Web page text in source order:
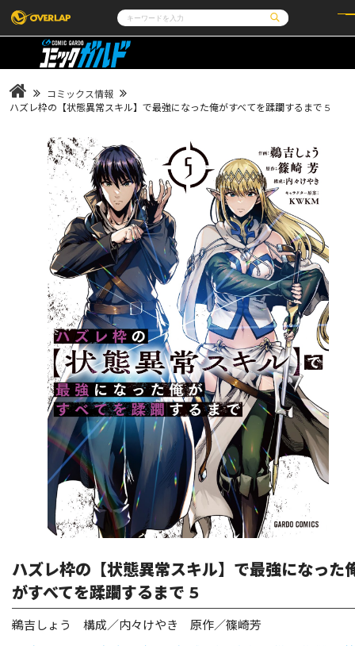
コミック
LiQulle
ラブパルフェ
ライトノベル
ロサージュノベルス
その他
ゲーム
通販・NEWS
企業
会社概要
採用情報
アクセス
オーバーラップホールディングス
お問い合わせはこちら
オーバーラップ文庫 オーバーラップノベルス
オーバーラップノベルスf ロサージュノベルス
コミックガルド コミッククリエ
リキューレ コミックパルフェ
コミックエッセイ
閉じる
コミックス情報
ハズレ枠の【状態異常スキル】で最強になった俺がすべてを蹂躙するまで 5
ハズレ枠の【状態異常スキル】で最強になった
がすべてを蹂躙するまで 5
鵜吉しょう 構成／内々けやき 原作／篠崎芳